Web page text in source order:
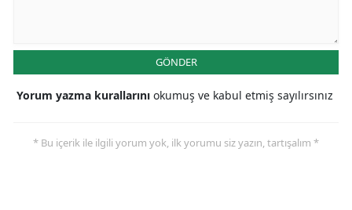
GÖNDER
Yorum yazma kurallarını okumuş ve kabul etmiş sayılırsınız
* Bu içerik ile ilgili yorum yok, ilk yorumu siz yazın, tartışalım *